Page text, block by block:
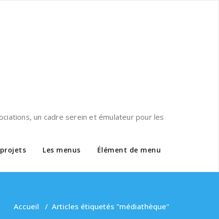
un cadre serein et émulateur pour les
projets Les menus Élément de menu
Accueil / Articles étiquetés "médiathèque"